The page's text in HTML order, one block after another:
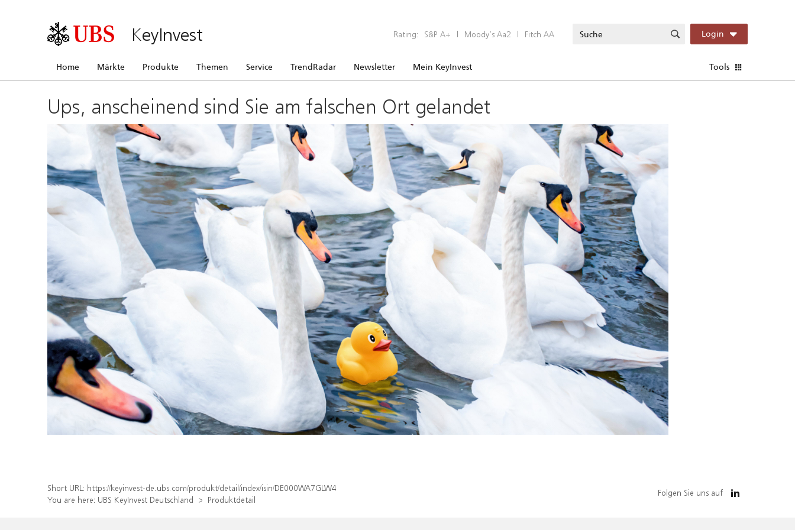
KeyInvest Rating: S&P A+ | Moody’s Aa2 | Fitch AA Login
Home Märkte Produkte Themen Service TrendRadar Newsletter Mein KeyInvest Tools
Ups, anscheinend sind Sie am falschen Ort gelandet
Short URL: https://keyinvest-de.ubs.com/produkt/detail/index/isin/DE000WA7GLW4
You are here: UBS KeyInvest Deutschland Produktdetail
Folgen Sie uns auf